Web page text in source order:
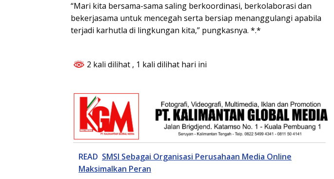
“Mari kita bersama-sama saling berkoordinasi, berkolaborasi dan
bekerjasama untuk mencegah serta bersiap menanggulangi apabila
terjadi karhutla di lingkungan kita,” pungkasnya. *.*
2 kali dilihat , 1 kali dilihat hari ini
READ SMSI Sebagai Organisasi Perusahaan Media Online
Maksimalkan Peran